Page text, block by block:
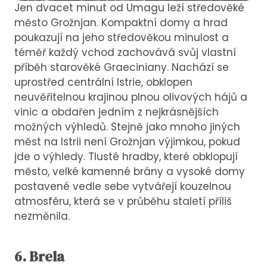
Jen dvacet minut od Umagu leží středověké
město Grožnjan. Kompaktní domy a hrad
poukazují na jeho středověkou minulost a
téměř každý vchod zachovává svůj vlastní
příběh starověké Graeciniany. Nachází se
uprostřed centrální Istrie, obklopen
neuvěřitelnou krajinou plnou olivových hájů a
vinic a obdařen jedním z nejkrásnějších
možných výhledů. Stejně jako mnoho jiných
měst na Istrii není Grožnjan výjimkou, pokud
jde o výhledy. Tlusté hradby, které obklopují
město, velké kamenné brány a vysoké domy
postavené vedle sebe vytvářejí kouzelnou
atmosféru, která se v průběhu staletí příliš
nezměnila.
6. Brela